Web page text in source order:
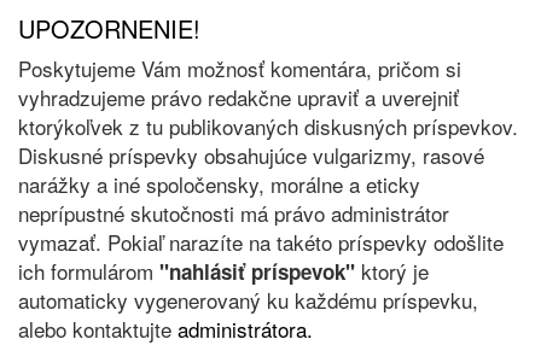
UPOZORNENIE!
Poskytujeme Vám možnosť komentára, pričom si
vyhradzujeme právo redakčne upraviť a uverejniť
ktorýkoľvek z tu publikovaných diskusných príspevkov.
Diskusné príspevky obsahujúce vulgarizmy, rasové
narážky a iné spoločensky, morálne a eticky
neprípustné skutočnosti má právo administrátor
vymazať. Pokiaľ narazíte na takéto príspevky odošlite
ich formulárom "nahlásiť príspevok" ktorý je
automaticky vygenerovaný ku každému príspevku,
alebo kontaktujte administrátora.